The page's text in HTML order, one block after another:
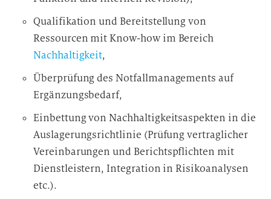
Qualifikation und Bereitstellung von
Ressourcen mit Know-how im Bereich
Nachhaltigkeit,
Überprüfung des Notfallmanagements auf
Ergänzungsbedarf,
Einbettung von Nachhaltigkeitsaspekten in die
Auslagerungsrichtlinie (Prüfung vertraglicher
Vereinbarungen und Berichtspflichten mit
Dienstleistern, Integration in Risikoanalysen
etc.).